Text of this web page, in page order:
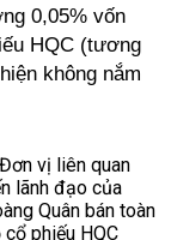
0,05% vốn
HQC (tương
không nắm